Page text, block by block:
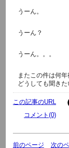
うーん。
うーん？
うーん。。。
またこの件は何年
どうしても聞き
この記事のURL
コメント(0)
前のページ 次の